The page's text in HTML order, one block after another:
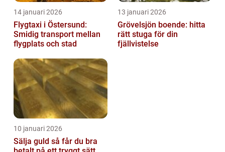
14 januari 2026
Flygtaxi i Östersund:
Smidig transport mellan
flygplats och stad
13 januari 2026
Grövelsjön boende: hitta
rätt stuga för din
fjällvistelse
10 januari 2026
Sälja guld så får du bra